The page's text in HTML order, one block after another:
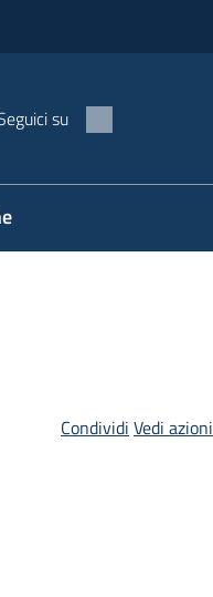
su
Condividi Vedi azioni